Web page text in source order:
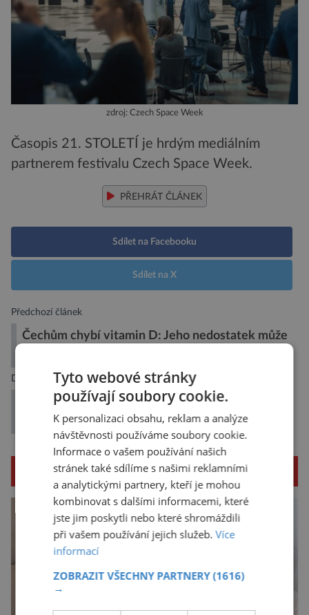
zdroj: Czech Space Week
Časopis 21. STOLETÍ je hrdým mediálním
partnerem festivalu Czech Space Week.
PŘEHRÁT ČLÁNEK
Sdílet na Facebooku
Sdílet na X
Předchozí článek
Čechům chybí vitamin D: Jeho nedostatek může
Další článek
Znáte příběh Černých panterů, první
afroamerické bojové jednotky?
SOUVISEJÍCÍ ČLÁNKY
Tyto webové stránky
používají soubory cookie.
K personalizaci obsahu, reklam a analýze
návštěvnosti používáme soubory cookie.
Informace o vašem používání našich
stránek také sdílíme s našimi reklamními
a analytickými partnery, kteří je mohou
kombinovat s dalšími informacemi, které
jste jim poskytli nebo které shromáždili
při vašem používání jejich služeb.Více
informací
ZOBRAZIT VŠECHNY PARTNERY(1616)
→